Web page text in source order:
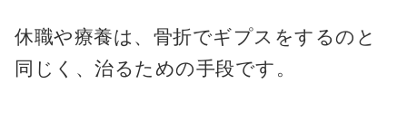
休職や療養は、骨折でギプスをするのと
同じく、治るための手段です。